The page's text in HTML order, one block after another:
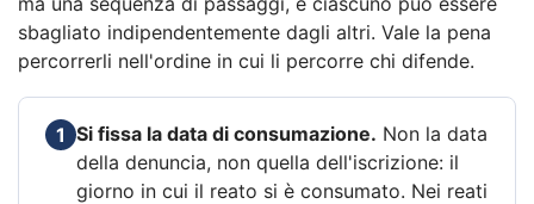
sbagliato indipendentemente dagli altri. Vale la pena
percorrerli nell'ordine in cui li percorre chi difende.
1 Si fissa la data di consumazione. Non la data
della denuncia, non quella dell'iscrizione: il
giorno in cui il reato si è consumato. Nei reati